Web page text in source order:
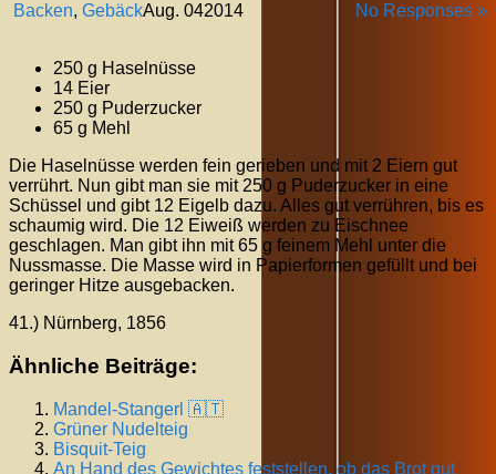
Backen, Gebäck No Responses »
Aug. 042014
250 g Haselnüsse
14 Eier
250 g Puderzucker
65 g Mehl
Die Haselnüsse werden fein gerieben und mit 2 Eiern gut
verrührt. Nun gibt man sie mit 250 g Puderzucker in eine
Schüssel und gibt 12 Eigelb dazu. Alles gut verrühren, bis es
schaumig wird. Die 12 Eiweiß werden zu Eischnee
geschlagen. Man gibt ihn mit 65 g feinem Mehl unter die
Nussmasse. Die Masse wird in Papierformen gefüllt und bei
geringer Hitze ausgebacken.
41.) Nürnberg, 1856
Ähnliche Beiträge:
Mandel-Stangerl 🇦🇹
Grüner Nudelteig
Bisquit-Teig
An Hand des Gewichtes feststellen, ob das Brot gut